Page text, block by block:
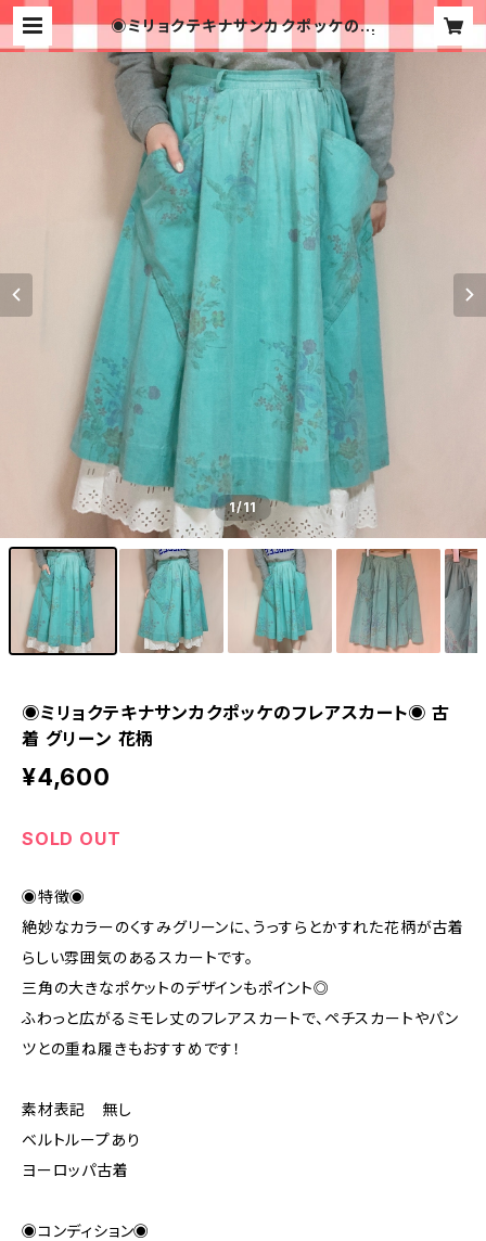
◉ミリョクテキナサンカクポッケのフ
古着屋イチゴイチエ
1/11
◉ミリョクテキナサンカクポッケのフレアスカート◉ 古
着 グリーン 花柄
¥4,600
SOLD OUT
◉特徴◉
絶妙なカラーのくすみグリーンに、うっすらとかすれた花柄が古着
らしい雰囲気のあるスカートです。
三角の大きなポケットのデザインもポイント◎
ふわっと広がるミモレ丈のフレアスカートで、ペチスカートやパン
ツとの重ね履きもおすすめです！
素材表記 無し
ベルトループあり
ヨーロッパ古着
◉コンディション◉